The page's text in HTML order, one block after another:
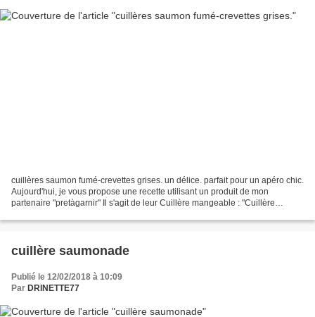
cuillères saumon fumé-crevettes grises. un délice. parfait pour un apéro chic.
Aujourd'hui, je vous propose une recette utilisant un produit de mon
partenaire "pretàgarnir" Il s'agit de leur Cuillère mangeable : "Cuillère
cuillère saumonade
Publié le 12/02/2018 à 10:09
Par DRINETTE77